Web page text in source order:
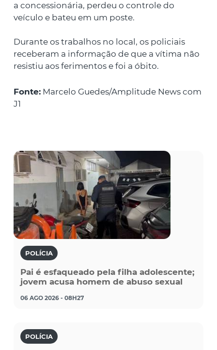
a concessionária, perdeu o controle do
veículo e bateu em um poste.
Durante os trabalhos no local, os policiais
receberam a informação de que a vítima não
resistiu aos ferimentos e foi a óbito.
Fonte: Marcelo Guedes/Amplitude News com
J1
POLÍCIA
Pai é esfaqueado pela filha adolescente;
jovem acusa homem de abuso sexual
06 AGO 2026 - 08H27
POLÍCIA